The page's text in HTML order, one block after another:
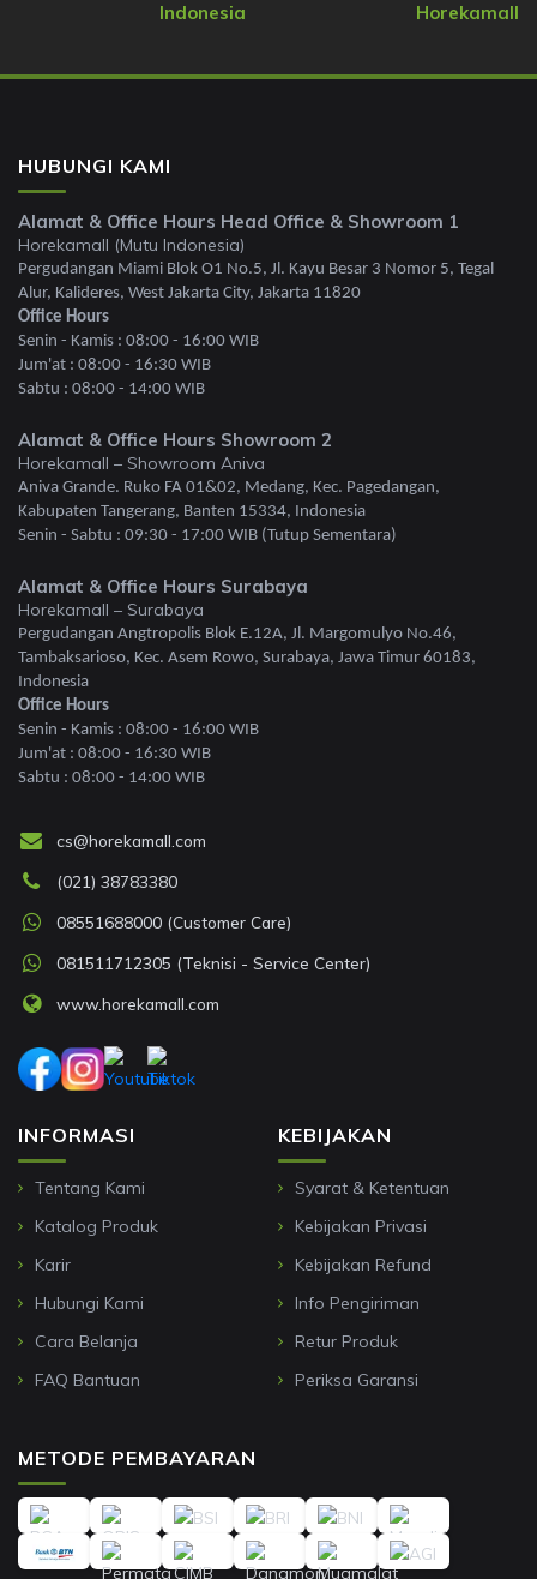
Indonesia
Horekamall
HUBUNGI KAMI
Alamat & Office Hours Head Office & Showroom 1
Horekamall (Mutu Indonesia)
Pergudangan Miami Blok O1 No.5, Jl. Kayu Besar 3 Nomor 5, Tegal
Alur, Kalideres, West Jakarta City, Jakarta 11820
Office Hours
Senin - Kamis : 08:00 - 16:00 WIB
Jum'at : 08:00 - 16:30 WIB
Sabtu : 08:00 - 14:00 WIB
Alamat & Office Hours Showroom 2
Horekamall – Showroom Aniva
Aniva Grande. Ruko FA 01&02, Medang, Kec. Pagedangan,
Kabupaten Tangerang, Banten 15334, Indonesia
Senin - Sabtu : 09:30 - 17:00 WIB (Tutup Sementara)
Alamat & Office Hours Surabaya
Horekamall – Surabaya
Pergudangan Angtropolis Blok E.12A, Jl. Margomulyo No.46,
Tambaksarioso, Kec. Asem Rowo, Surabaya, Jawa Timur 60183,
Indonesia
Office Hours
Senin - Kamis : 08:00 - 16:00 WIB
Jum'at : 08:00 - 16:30 WIB
Sabtu : 08:00 - 14:00 WIB
INFORMASI
Tentang Kami
Katalog Produk
Karir
Hubungi Kami
Cara Belanja
FAQ Bantuan
KEBIJAKAN
Syarat & Ketentuan
Kebijakan Privasi
Kebijakan Refund
Info Pengiriman
Retur Produk
Periksa Garansi
cs@horekamall.com
(021) 38783380
08551688000 (Customer Care)
081511712305 (Teknisi - Service Center)
www.horekamall.com
METODE PEMBAYARAN